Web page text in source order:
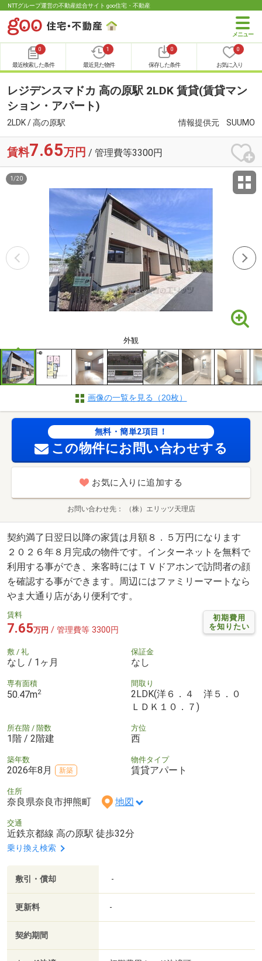
NTTグループ運営の不動産総合サイト goo住宅・不動産
0
最近検索した条件
1
最近見た物件
0
保存した条件
0
お気に入り
レジデンスマドカ 高の原駅 2LDK 賃貸(賃貸マン
ション・アパート)
2LDK / 高の原駅 情報提供元 SUUMO
賃料7.65万円 / 管理費等3300円
外観
1 /20
画像の一覧を見る（20枚）
無料・簡単2項目！
この物件にお問い合わせする
お気に入りに追加する
お問い合わせ先 （株）エリッツ天理店
契約満了日翌日以降の家賃は月額８．５万円になります
２０２６年８月完成の物件です。インターネットを無料で
利用する事ができ、来客時にはＴＶドアホンで訪問者の顔
を確認する事ができます。周辺にはファミリーマートなら
やま大通り店があり便利です。
初期費用
を知りたい
賃料
7.65万円 / 管理費等 3300円
敷 / 礼
なし / 1ヶ月
保証金
なし
専有面積
50.47m2
間取り
2LDK(洋６．４ 洋５．０
ＬＤＫ１０．７)
所在階 / 階数
1階 / 2階建
方位
西
築年数
2026年8月 新築
物件タイプ
賃貸アパート
住所
奈良県奈良市押熊町 地図
交通
近鉄京都線 高の原駅 徒歩32分
乗り換え検索
敷引・償却 -
更新料 -
契約期間